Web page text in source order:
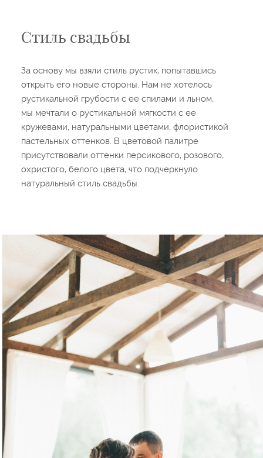
Стиль свадьбы
За основу мы взяли стиль рустик, попытавшись
открыть его новые стороны. Нам не хотелось
рустикальной грубости с ее спилами и льном,
мы мечтали о рустикальной мягкости с ее
кружевами, натуральными цветами, флористикой
пастельных оттенков. В цветовой палитре
присутствовали оттенки персикового, розового,
охристого, белого цвета, что подчеркнуло
натуральный стиль свадьбы.